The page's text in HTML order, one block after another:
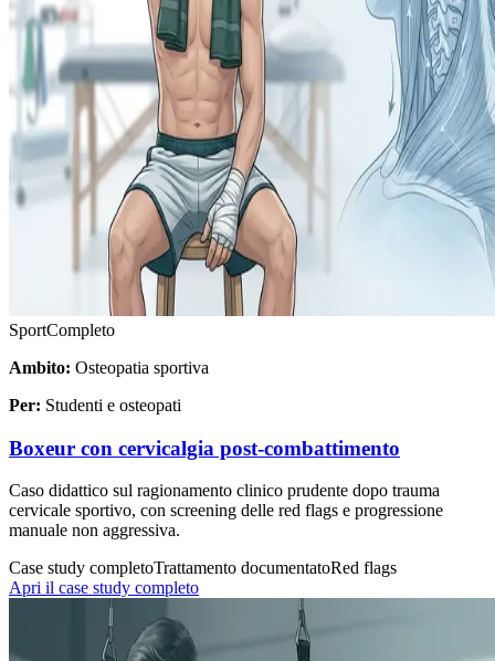
SportCompleto
Ambito: Osteopatia sportiva
Per: Studenti e osteopati
Boxeur con cervicalgia post-combattimento
Caso didattico sul ragionamento clinico prudente dopo trauma
cervicale sportivo, con screening delle red flags e progressione
manuale non aggressiva.
Case study completoTrattamento documentatoRed flags
Apri il case study completo